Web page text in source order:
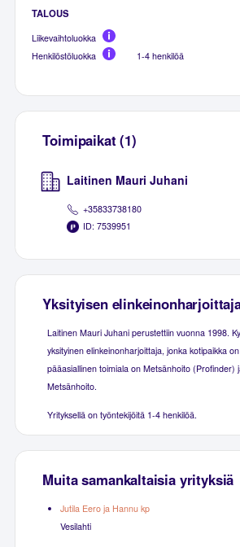
TALOUS
Liikevaihtoluokka
Henkilöstöluokka
1-4 henkilöä
Toimipaikat (1)
Laitinen Mauri Juhani
+35833738180
ID: 7539951
Yksityisen
Laitinen Mauri Juhani perustettiin vuonna 1998.
yksityinen elinkeinonharjoittaja, jonka kotipaikka
pääasiallinen toimiala on Metsänhoito (Profinder)
Metsänhoito.
Yrityksellä on työntekijöitä 1-4 henkilöä.
Muita samankaltaisia yrityksiä
Jutila Eero ja Hannu kp
Vesilahti